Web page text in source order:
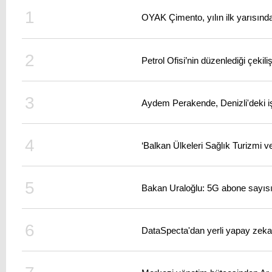
OYAK Çimento, yılın ilk
Petrol Ofisi’nin düzenlediği
Aydem Perakende, Denizli'deki
‘Balkan Ülkeleri Sağlık Turizmi
Bakan Uraloğlu: 5G abone
DataSpecta'dan yerli yapay zeka